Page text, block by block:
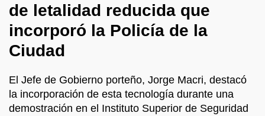
de letalidad reducida que
incorporó la Policía de la
Ciudad
El Jefe de Gobierno porteño, Jorge Macri, destacó
la incorporación de esta tecnología durante una
demostración en el Instituto Superior de Seguridad